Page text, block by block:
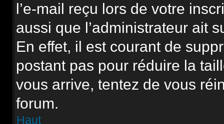
l’e-mail reçu lors de votre
aussi que l’administrateur ait
En effet, il est courant de
postant pas pour réduire la
vous arrive, tentez de vous
forum.
Haut